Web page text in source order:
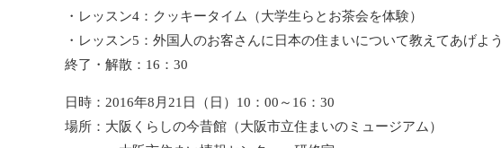
・レッスン4：クッキータイム（大学生らとお茶会を体験）
・レッスン5：外国人のお客さんに日本の住まいについて教えてあげよう
終了・解散：16：30
日時：2016年8月21日（日）10：00～16：30
場所：大阪くらしの今昔館（大阪市立住まいのミュージアム）